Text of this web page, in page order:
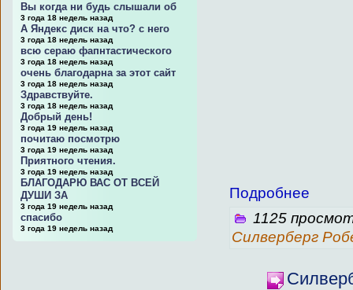
Вы когда ни будь слышали об
3 года 18 недель назад
А Яндекс диск на что? с него
3 года 18 недель назад
всю сераю фапнтастического
3 года 18 недель назад
очень благодарна за этот сайт
3 года 18 недель назад
Здравствуйте.
3 года 18 недель назад
Добрый день!
3 года 19 недель назад
почитаю посмотрю
3 года 19 недель назад
Приятного чтения.
3 года 19 недель назад
БЛАГОДАРЮ ВАС ОТ ВСЕЙ
ДУШИ ЗА
3 года 19 недель назад
спасибо
3 года 19 недель назад
Подробнее
1125
Силверберг